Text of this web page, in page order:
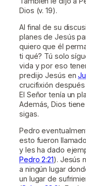
Dios (v. 19).
Al final de su
planes de Jesús
quiero que él
ti qué? Tú solo
vida y por eso
predijo Jesús en
crucifixión
El Señor tenía un
Además, Dios
sigas.
Pedro
esto fueron
y les ha dado
Pedro 2:21). Jesús
a ningún lugar
un lugar de